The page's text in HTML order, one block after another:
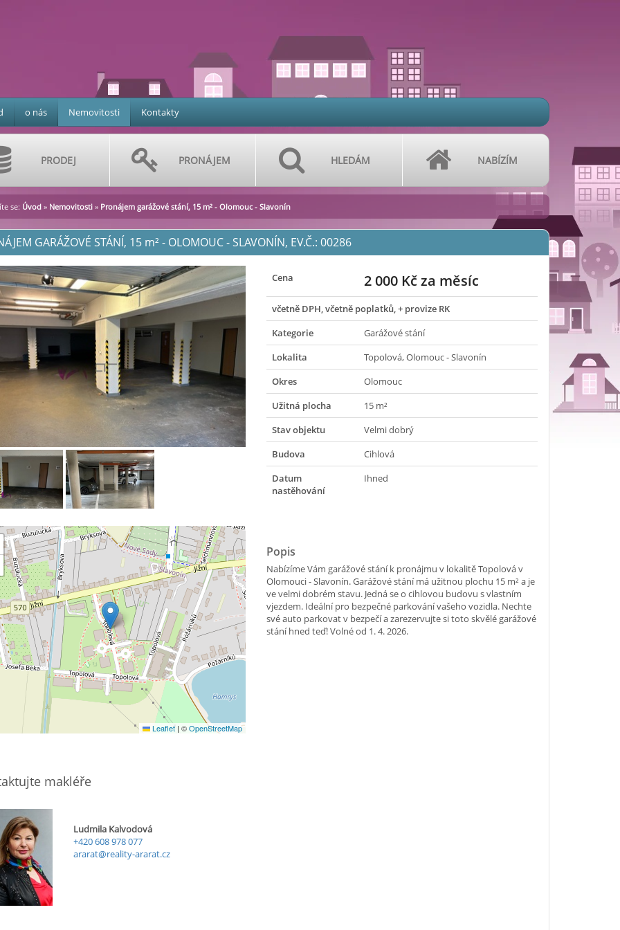
o nás Nemovitosti Kontakty
PRODEJ PRONÁJEM HLEDÁM NABÍZÍM
se: Úvod » Nemovitosti » Pronájem garážové stání, 15 m² - Olomouc - Slavonín
GARÁŽOVÉ STÁNÍ, 15 m² - OLOMOUC - SLAVONÍN, EV.Č.: 00286
Leaflet | ©OpenStreetMap
makléře
Ludmila Kalvodová
+420 608 978 077
ararat@reality-ararat.cz
Cena 2 000 Kč za měsíc
včetně DPH, včetně poplatků, + provize RK
Kategorie
Garážové stání
Lokalita
Topolová, Olomouc - Slavonín
Okres
Olomouc
Užitná plocha
15 m²
Stav objektu
Velmi dobrý
Budova
Cihlová
Datum
nastěhování
Ihned
Popis
Nabízíme Vám garážové stání k pronájmu v lokalitě Topolová v
Olomouci - Slavonín. Garážové stání má užitnou plochu 15 m² a je
ve velmi dobrém stavu. Jedná se o cihlovou budovu s vlastním
vjezdem. Ideální pro bezpečné parkování vašeho vozidla. Nechte
své auto parkovat v bezpečí a zarezervujte si toto skvělé garážové
stání hned teď! Volné od 1. 4. 2026.